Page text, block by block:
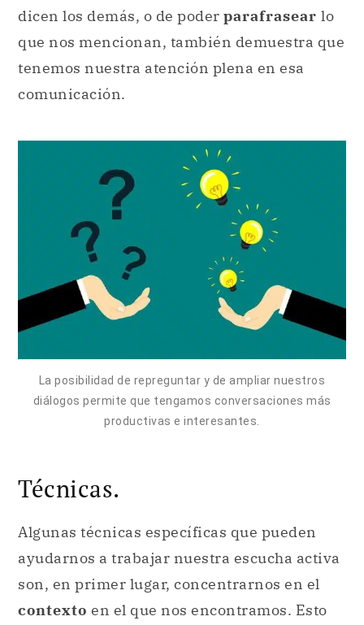
dicen los demás, o de poder parafrasear lo
que nos mencionan, también demuestra que
tenemos nuestra atención plena en esa
comunicación.
La posibilidad de repreguntar y de ampliar nuestros
diálogos permite que tengamos conversaciones más
productivas e interesantes.
Técnicas.
Algunas técnicas específicas que pueden
ayudarnos a trabajar nuestra escucha activa
son, en primer lugar, concentrarnos en el
contexto en el que nos encontramos. Esto